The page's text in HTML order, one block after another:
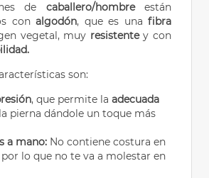
de caballero/hombreestán
con algodón, que es una fibra
vegetal, muy resistentey con
son:
, que permite la adecuada
pierna dándole un toque más
a mano: No contiene costura en
por lo que no te va a molestar en